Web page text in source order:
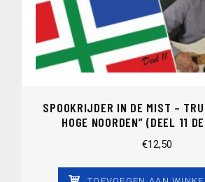
SPOOKRIJDER IN DE MIST –
HOGE NOORDEN” (DEEL 11
€12,50